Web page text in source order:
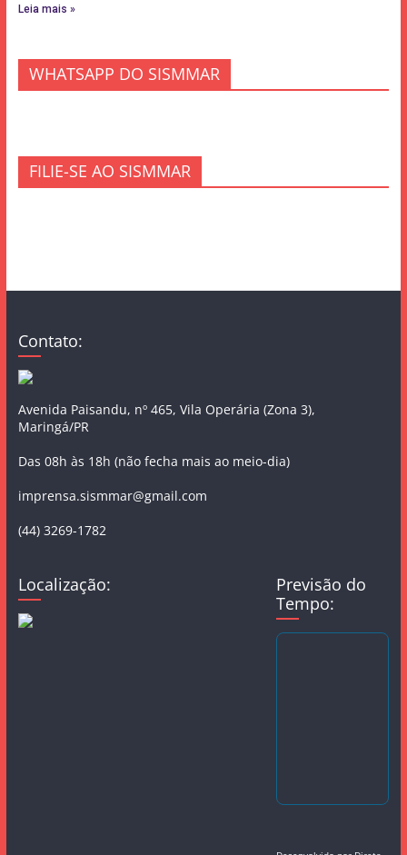
Leia mais »
WHATSAPP DO SISMMAR
FILIE-SE AO SISMMAR
Contato:
Avenida Paisandu, nº 465, Vila Operária (Zona 3),
Maringá/PR
Das 08h às 18h (não fecha mais ao meio-dia)
imprensa.sismmar@gmail.com
(44) 3269-1782
Localização:
Previsão do
Tempo: